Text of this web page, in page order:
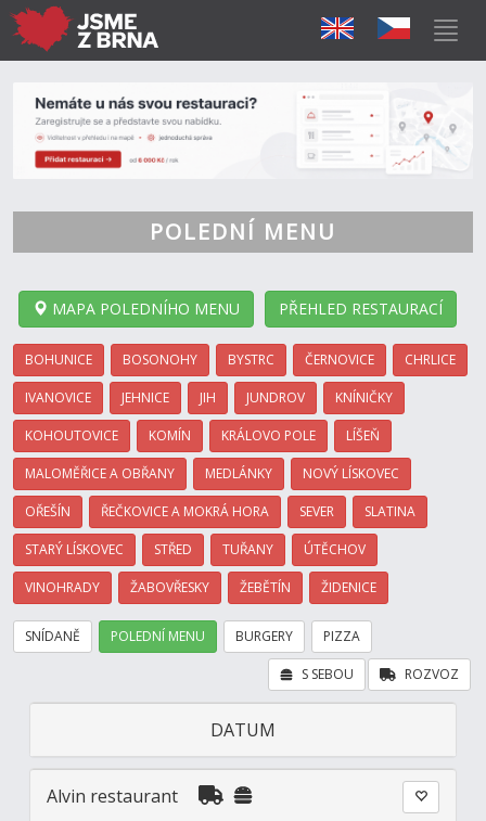
POLEDNÍ MENU
MAPA POLEDNÍHO MENU PŘEHLED RESTAURACÍ
BOHUNICE BOSONOHY BYSTRC ČERNOVICE CHRLICE
IVANOVICE JEHNICE JIH JUNDROV KNÍNIČKY
KOHOUTOVICE KOMÍN KRÁLOVO POLE LÍŠEŇ
MALOMĚŘICE A OBŘANY MEDLÁNKY NOVÝ LÍSKOVEC
OŘEŠÍN ŘEČKOVICE A MOKRÁ HORA SEVER SLATINA
STARÝ LÍSKOVEC STŘED TUŘANY ÚTĚCHOV
VINOHRADY ŽABOVŘESKY ŽEBĚTÍN ŽIDENICE
SNÍDANĚ POLEDNÍ MENU BURGERY PIZZA
ROZVOZ
S SEBOU
DATUM
Alvin restaurant